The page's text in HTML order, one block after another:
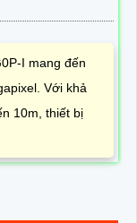
I mang đến
Với khả
10m, thiết bị